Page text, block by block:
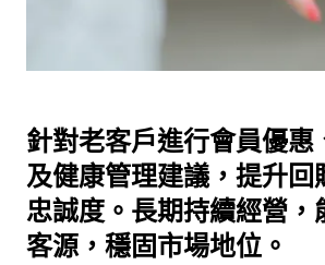
針對老客戶進行會員優惠
及健康管理建議，提升回
忠誠度。長期持續經營，
客源，穩固市場地位。